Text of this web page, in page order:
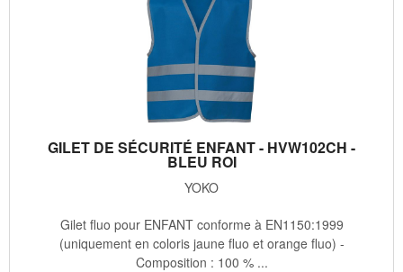
GILET DE SÉCURITÉ ENFANT - HVW102CH -
BLEU ROI
YOKO
Gilet fluo pour ENFANT conforme à EN1150:1999
(uniquement en coloris jaune fluo et orange fluo) -
Composition : 100 % ...